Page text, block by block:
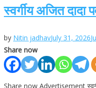
स्वर्गीय अजित दादा
by Nitin jadhavJuly 31, 2026
Share now
Share now Advertisement